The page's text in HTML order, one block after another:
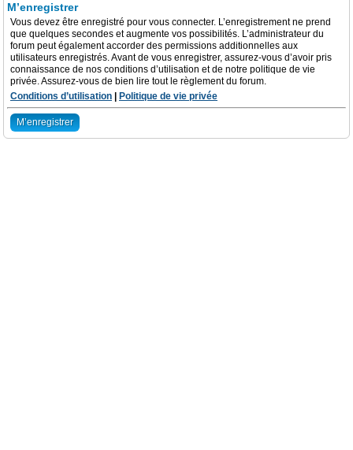
M’enregistrer
Vous devez être enregistré pour vous connecter. L’enregistrement ne prend
que quelques secondes et augmente vos possibilités. L’administrateur du
forum peut également accorder des permissions additionnelles aux
utilisateurs enregistrés. Avant de vous enregistrer, assurez-vous d’avoir pris
connaissance de nos conditions d’utilisation et de notre politique de vie
privée. Assurez-vous de bien lire tout le règlement du forum.
Conditions d’utilisation
Politique de vie privée
M’enregistrer